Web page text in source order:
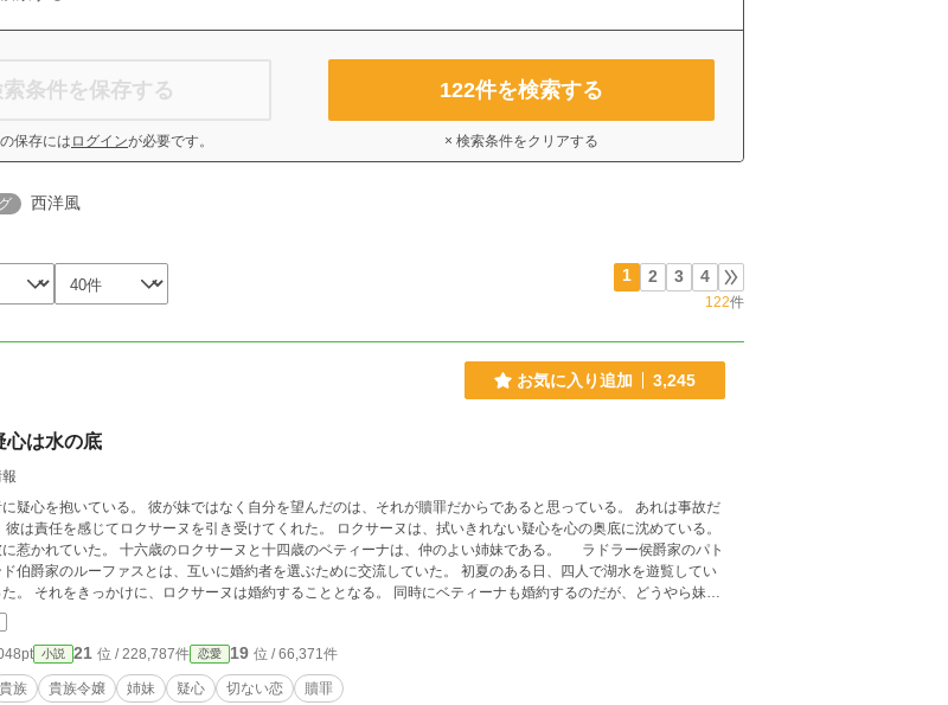
索条件を保存する
保存には ログインが必要です。
122件を検索する
× 検索条件をクリアする
西洋風
1 2 3 4
122件
お気に入り追加 3,245
心は水の底
心を抱いている。 彼が妹ではなく自分を望んだのは、それが贖罪だからであると思っている。 あれは事故だ
ロクサーヌを引き受けてくれた。 ロクサーヌは、拭いきれない疑心を心の奥底に沈めている。
ティーナは、仲のよい姉妹である。 ラドラー侯爵家のパト
ルーファスとは、互いに婚約者を選ぶために交流していた。 初夏のある日、四人で湖水を遊覧してい
っかけに、ロクサーヌは婚約することとなる。 同時にベティーナも婚約するのだが、どうやら妹
れずにいるようだった。 ❇こちらの作品は、カクヨム様でも公開致しております。 ❇誤字
ございましたら申し訳ございません。公開後に度々修正が入ります。間を置いてお楽しみ下さいませ。 ❇登場
とダダ被りする場合がございます。皆様別人でございます。
小説 21 位 / 228,787件 恋愛 19 位 / 66,371件
貴族 貴族令嬢 姉妹 疑心 切ない恋 贖罪